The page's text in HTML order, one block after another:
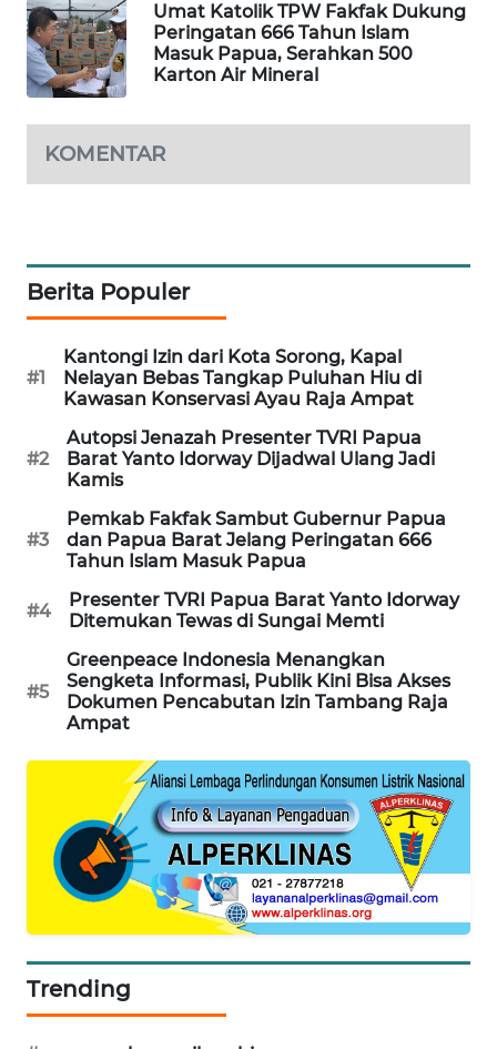
Umat Katolik TPW Fakfak Dukung
Peringatan 666 Tahun Islam
Masuk Papua, Serahkan 500
Karton Air Mineral
KOMENTAR
Berita Populer
#1
Kantongi Izin dari Kota Sorong, Kapal
Nelayan Bebas Tangkap Puluhan Hiu di
Kawasan Konservasi Ayau Raja Ampat
#2
Autopsi Jenazah Presenter TVRI Papua
Barat Yanto Idorway Dijadwal Ulang Jadi
Kamis
#3
Pemkab Fakfak Sambut Gubernur Papua
dan Papua Barat Jelang Peringatan 666
Tahun Islam Masuk Papua
#4
Presenter TVRI Papua Barat Yanto Idorway
Ditemukan Tewas di Sungai Memti
#5
Greenpeace Indonesia Menangkan
Sengketa Informasi, Publik Kini Bisa Akses
Dokumen Pencabutan Izin Tambang Raja
Ampat
Trending
SIDIKALANG
NEWS
SIBARAGAS
NEWS
METRO
METRO
MEDAN
METRO
NEWS
NEWS
NEWS
JURNAL
MARITIM
GARONGGANG
NEWS
ID
ENERGI
NEWS